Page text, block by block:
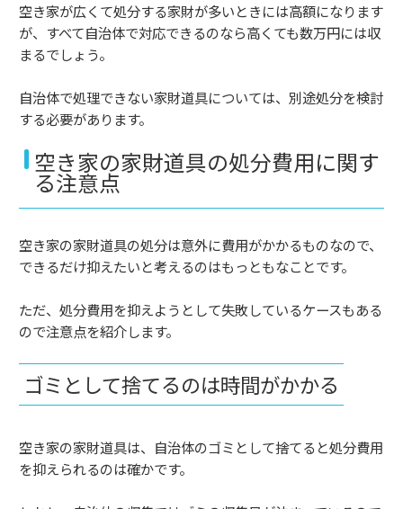
空き家が広くて処分する家財が多いときには高額になります
が、すべて自治体で対応できるのなら高くても数万円には収
まるでしょう。
自治体で処理できない家財道具については、別途処分を検討
する必要があります。
空き家の家財道具の処分費用に関す
る注意点
空き家の家財道具の処分は意外に費用がかかるものなので、
できるだけ抑えたいと考えるのはもっともなことです。
ただ、処分費用を抑えようとして失敗しているケースもある
ので注意点を紹介します。
ゴミとして捨てるのは時間がかかる
空き家の家財道具は、自治体のゴミとして捨てると処分費用
を抑えられるのは確かです。